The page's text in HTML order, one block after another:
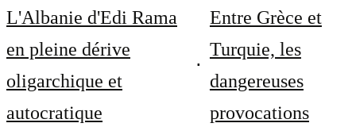
L'Albanie d'Edi Rama
en pleine dérive
oligarchique et
autocratique
Entre Grèce et
Turquie, les
dangereuses
provocations